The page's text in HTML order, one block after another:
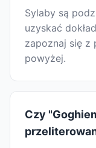
Sylaby są
uzyskać
zapoznaj się z
powyżej.
Czy